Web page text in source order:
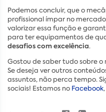
Podemos concluir, que o
profissional ímpar no
valorizar essa função e
para ter equipamentos de
desafios com excelência.
Gostou de saber tudo sobre
Se deseja ver outros
assuntos, não perca tempo.
sociais! Estamos no Facebook,